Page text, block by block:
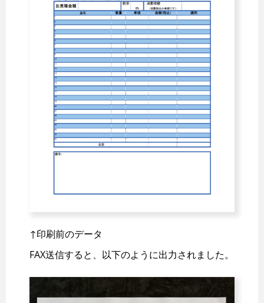
↑印刷前のデータ
FAX送信すると、以下のように出力されました。